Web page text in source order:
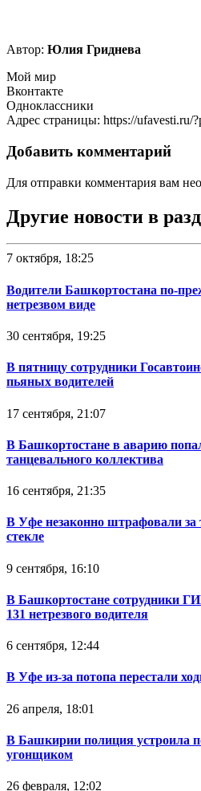
Автор: Юлия Гриднева
Мой мир
Вконтакте
Одноклассники
Адрес страницы: https://ufavesti.ru/
Добавить комментарий
Для отправки комментария вам
Другие новости в
7 октября, 18:25
Водители Башкортостана по-
нетрезвом виде
30 сентября, 19:25
В пятницу сотрудники
пьяных водителей
17 сентября, 21:07
В Башкортостане в аварию
танцевального коллектива
16 сентября, 21:35
В Уфе незаконно штрафовали
стекле
9 сентября, 16:10
В Башкортостане сотрудники
131 нетрезвого водителя
6 сентября, 12:44
В Уфе из-за потопа перестали
26 апреля, 18:01
В Башкирии полиция устроила
угонщиком
26 февраля, 12:02